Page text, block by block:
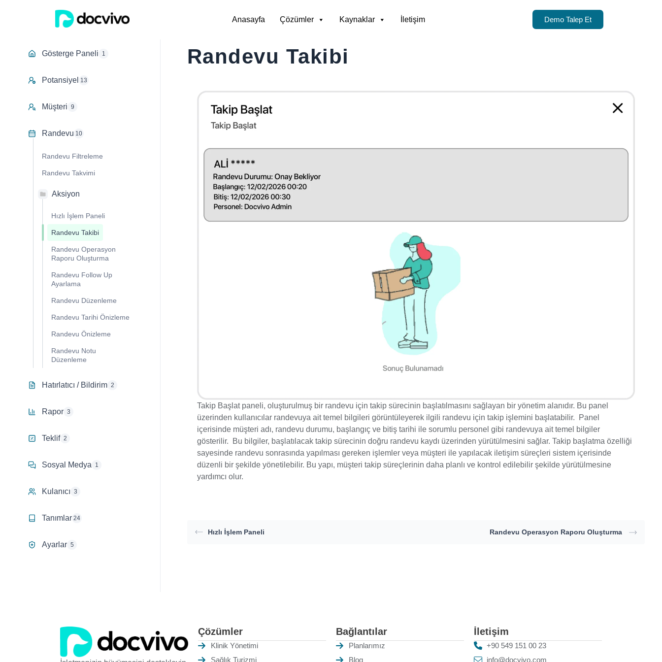
Anasayfa Çözümler Kaynaklar İletişim Demo Talep Et
Gösterge Paneli 1
Potansiyel 13
Müşteri 9
Randevu 10
Randevu Filtreleme
Randevu Takvimi
Aksiyon
Hızlı İşlem Paneli
Randevu Takibi
Randevu Operasyon
Raporu Oluşturma
Randevu Follow Up
Ayarlama
Randevu Düzenleme
Randevu Tarihi Önizleme
Randevu Önizleme
Randevu Notu
Düzenleme
Hatırlatıcı / Bildirim 2
Rapor 3
Teklif 2
Sosyal Medya 1
Kulanıcı 3
Tanımlar 24
Ayarlar 5
Randevu Takibi
Takip Başlat paneli, oluşturulmuş bir randevu için takip sürecinin başlatılmasını sağlayan bir yönetim alanıdır. Bu panel
üzerinden kullanıcılar randevuya ait temel bilgileri görüntüleyerek ilgili randevu için takip işlemini başlatabilir. Panel
içerisinde müşteri adı, randevu durumu, başlangıç ve bitiş tarihi ile sorumlu personel gibi randevuya ait temel bilgiler
gösterilir. Bu bilgiler, başlatılacak takip sürecinin doğru randevu kaydı üzerinden yürütülmesini sağlar. Takip başlatma özelliği
sayesinde randevu sonrasında yapılması gereken işlemler veya müşteri ile yapılacak iletişim süreçleri sistem içerisinde
düzenli bir şekilde yönetilebilir. Bu yapı, müşteri takip süreçlerinin daha planlı ve kontrol edilebilir şekilde yürütülmesine
yardımcı olur.
Hızlı İşlem Paneli Randevu Operasyon Raporu Oluşturma
Çözümler
Klinik Yönetimi
Sağlık Turizmi
Bağlantılar
Planlarımız
Blog
İletişim
+90 549 151 00 23
info@docvivo.com